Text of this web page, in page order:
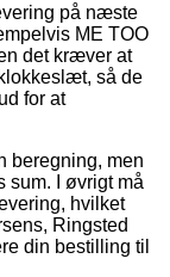
på næste
ME TOO
det kræver at
så de
for at
beregning, men
sum. I øvrigt må
hvilket
Ringsted
din bestilling til